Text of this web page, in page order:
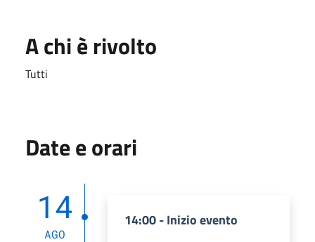
A chi è rivolto
Tutti
Date e orari
14
AGO
14:00 - Inizio evento